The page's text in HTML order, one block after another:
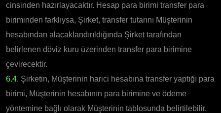
cinsinden hazırlayacaktır. Hesap para birimi transfer para
biriminden farklıysa, Şirket, transfer tutarını Müşterinin
hesabından alacaklandırıldığında Şirket tarafından
belirlenen döviz kuru üzerinden transfer para birimine
çevirecektir.
6.4. Şirketin, Müşterinin harici hesabına transfer yaptığı para
birimi, Müşterinin hesabının para birimine ve ödeme
yöntemine bağlı olarak Müşterinin tablosunda belirtilebilir.